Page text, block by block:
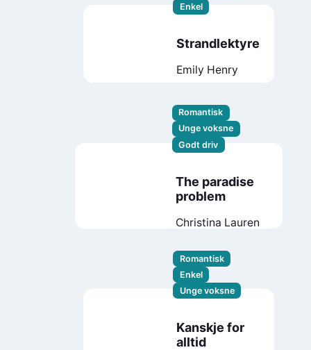
Enkel
Strandlektyre
Emily Henry
Romantisk
Unge voksne
Godt driv
The paradise
problem
Christina Lauren
Romantisk
Enkel
Unge voksne
Kanskje for
alltid